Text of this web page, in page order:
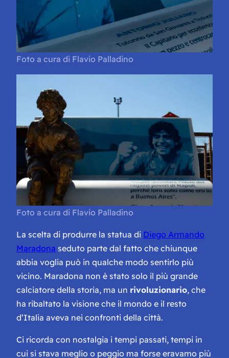
Foto a cura di Flavio Palladino
Foto a cura di Flavio Palladino
La scelta di produrre la statua di Diego Armando
Maradona seduto parte dal fatto che chiunque
abbia voglia può in qualche modo sentirlo più
vicino. Maradona non è stato solo il più grande
calciatore della storia, ma un rivoluzionario, che
ha ribaltato la visione che il mondo e il resto
d’Italia aveva nei confronti della città.
Ci ricorda con nostalgia i tempi passati, tempi in
cui si stava meglio o peggio ma forse eravamo più